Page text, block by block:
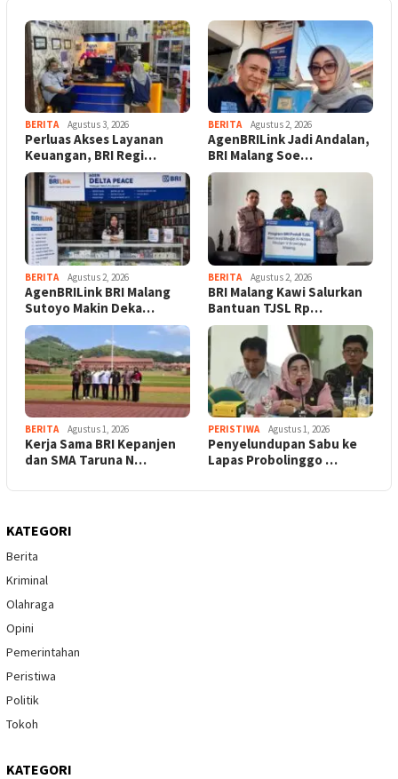
BERITA Agustus 3, 2026
Perluas Akses Layanan
Keuangan, BRI Regi…
BERITA Agustus 2, 2026
AgenBRILink Jadi Andalan,
BRI Malang Soe…
BERITA Agustus 2, 2026
AgenBRILink BRI Malang
Sutoyo Makin Deka…
BERITA Agustus 2, 2026
BRI Malang Kawi Salurkan
Bantuan TJSL Rp…
BERITA Agustus 1, 2026
Kerja Sama BRI Kepanjen
dan SMA Taruna N…
PERISTIWA Agustus 1, 2026
Penyelundupan Sabu ke
Lapas Probolinggo …
KATEGORI
Berita
Kriminal
Olahraga
Opini
Pemerintahan
Peristiwa
Politik
Tokoh
KATEGORI